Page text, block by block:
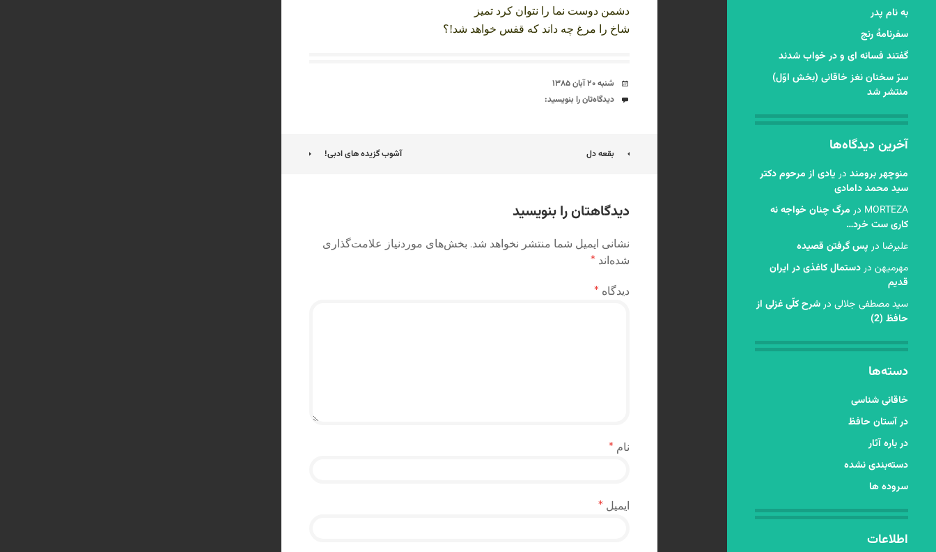
به نام پدر
سفرنامۀ رنج
گفتند فسانه ای و در خواب شدند
سرّ سخنان نغز خاقانی (بخش اوّل)
منتشر شد
آخرین دیدگاه‌ها
منوچهر برومند در یادی از مرحوم دکتر
سید محمد دامادی
MORTEZA در مرگ چنان خواجه نه
کاری ست خرد…
عليرضا در پس گرفتن قصیده
مهرمیهن دردستمال کاغذی در ایران
قدیم
سید مصطفی جلالی درشرح کلّی غزلی از
حافظ (2)
دسته‌ها
خاقانی شناسی
در آستان حافظ
در باره آثار
دسته‌بندی نشده
سروده ها
اطلاعات
دشمن دوست نما را نتوان کرد تمیز
شاخ را مرغ چه داند که قفس خواهد شد!؟
تاریخ
شنبه ۲۰ آبان ۱۳۸۵
دیدگاه‌ها
دیدگاه‌تان را بنویسید:
ناوبری
بقعه دل آشوب گزیده های ادبی!
دیدگاهتان را بنویسید
نشانی ایمیل شما منتشر نخواهد شد. بخش‌های موردنیاز علامت‌گذاری
شده‌اند *
دیدگاه *
نام *
ایمیل *